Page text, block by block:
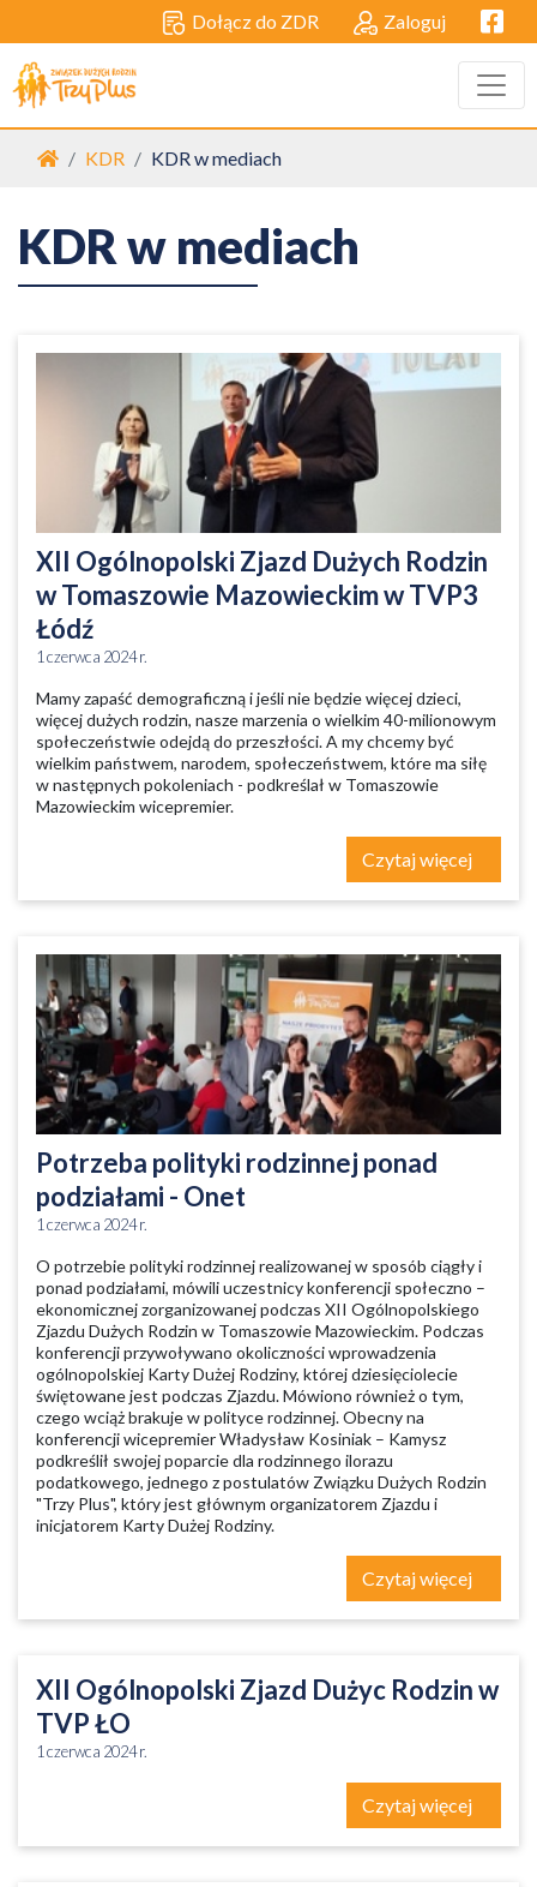
Dołącz do ZDR Zaloguj
Strona główna
KDR KDR w mediach
KDR w mediach
XII Ogólnopolski Zjazd Dużych Rodzin
w Tomaszowie Mazowieckim w TVP3
Łódź
1 czerwca 2024 r.
Mamy zapaść demograficzną i jeśli nie będzie więcej dzieci,
więcej dużych rodzin, nasze marzenia o wielkim 40-milionowym
społeczeństwie odejdą do przeszłości. A my chcemy być
wielkim państwem, narodem, społeczeństwem, które ma siłę
w następnych pokoleniach - podkreślał w Tomaszowie
Mazowieckim wicepremier.
Czytaj więcej
Potrzeba polityki rodzinnej ponad
podziałami - Onet
1 czerwca 2024 r.
O potrzebie polityki rodzinnej realizowanej w sposób ciągły i
ponad podziałami, mówili uczestnicy konferencji społeczno –
ekonomicznej zorganizowanej podczas XII Ogólnopolskiego
Zjazdu Dużych Rodzin w Tomaszowie Mazowieckim. Podczas
konferencji przywoływano okoliczności wprowadzenia
ogólnopolskiej Karty Dużej Rodziny, której dziesięciolecie
świętowane jest podczas Zjazdu. Mówiono również o tym,
czego wciąż brakuje w polityce rodzinnej. Obecny na
konferencji wicepremier Władysław Kosiniak – Kamysz
podkreślił swojej poparcie dla rodzinnego ilorazu
podatkowego, jednego z postulatów Związku Dużych Rodzin
"Trzy Plus", który jest głównym organizatorem Zjazdu i
inicjatorem Karty Dużej Rodziny.
Czytaj więcej
XII Ogólnopolski Zjazd Dużyc Rodzin w
TVP ŁO
1 czerwca 2024 r.
Czytaj więcej